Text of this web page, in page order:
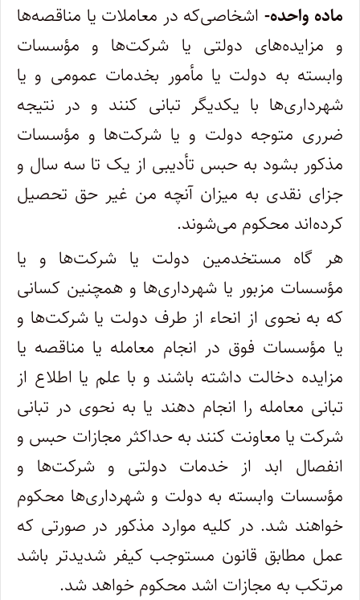
ماده واحده- اشخاصی‌که در معاملات یا مناقصه‌ها
و مزایده‌های دولتی یا شرکت‌ها و مؤسسات
وابسته به دولت یا مأمور بخدمات عمومی و یا‌
شهرداری‌ها با یکدیگر تبانی کنند و در نتیجه
ضرری متوجه دولت و یا شرکت‌ها و مؤسسات
مذکور بشود به حبس تأدیبی از یک تا سه سال و
جزای نقدی ‌به میزان آنچه من غیر حق تحصیل
کرده‌اند محکوم می‌شوند.
‌‌هر گاه مستخدمین دولت یا شرکت‌ها و یا
مؤسسات مزبور یا شهرداری‌ها و همچنین کسانی
که به نحوی از انحاء از طرف دولت یا شرکت‌ها و
یا مؤسسات‌ فوق در انجام معامله یا مناقصه یا
مزایده دخالت داشته باشند و با علم یا اطلاع از
تبانی معامله را انجام دهند یا به نحوی در تبانی
شرکت یا معاونت‌ کنند به حداکثر مجازات حبس و
انفصال ابد از خدمات دولتی و شرکت‌ها و
مؤسسات وابسته به دولت و شهرداری‌ها محکوم
خواهند شد. در کلیه موارد ‌مذکور در صورتی که
عمل مطابق قانون مستوجب کیفر شدیدتر باشد
مرتکب به مجازات اشد محکوم خواهد شد.